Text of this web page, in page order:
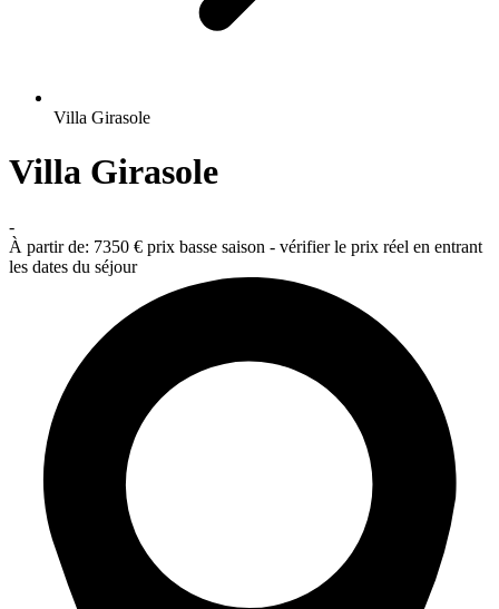
Villa Girasole
Villa Girasole
-
À partir de: 7350 € prix basse saison - vérifier le prix réel en entrant
les dates du séjour